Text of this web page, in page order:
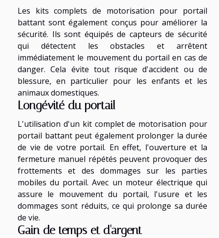
Les kits complets de motorisation pour portail
battant sont également conçus pour améliorer la
sécurité. Ils sont équipés de capteurs de sécurité
qui détectent les obstacles et arrêtent
immédiatement le mouvement du portail en cas de
danger. Cela évite tout risque d'accident ou de
blessure, en particulier pour les enfants et les
animaux domestiques.
Longévité du portail
L'utilisation d'un kit complet de motorisation pour
portail battant peut également prolonger la durée
de vie de votre portail. En effet, l'ouverture et la
fermeture manuel répétés peuvent provoquer des
frottements et des dommages sur les parties
mobiles du portail. Avec un moteur électrique qui
assure le mouvement du portail, l'usure et les
dommages sont réduits, ce qui prolonge sa durée
de vie.
Gain de temps et d'argent